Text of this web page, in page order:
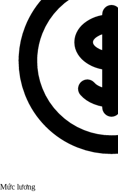
Mức lương